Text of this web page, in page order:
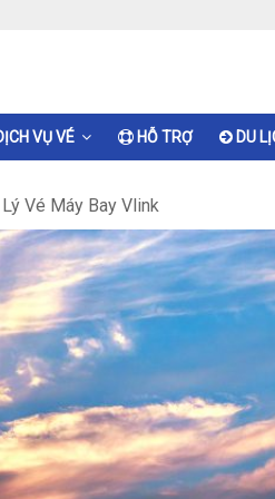
VỤ VÉ HỖ TRỢ DU
Vé Máy Bay Vlink